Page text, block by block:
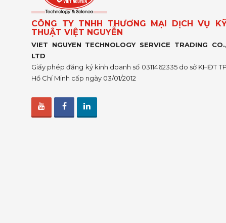
CÔNG TY TNHH THƯƠNG MẠI DỊCH VỤ
THUẬT VIỆT NGUYỄN
VIET NGUYEN TECHNOLOGY SERVICE TRADING CO.,
LTD
Giấy phép đăng ký kinh doanh số 0311462335 do sở KHĐT TP
Hồ Chí Minh cấp ngày 03/01/2012